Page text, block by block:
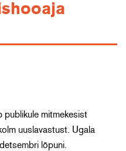
publikule mitmekesist
uuslavastust. Ugala
lõpuni.